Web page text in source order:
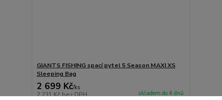
GIANTS FISHING spací pytel 5 Season MAXI XS
Sleeping Bag
2 699 Kč/ks
2 231 Kčbez DPH skladem do 4 dnů